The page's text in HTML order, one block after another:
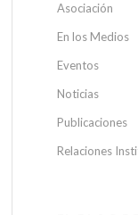
Asociación
En los Medios
Eventos
Noticias
Publicaciones
Relaciones